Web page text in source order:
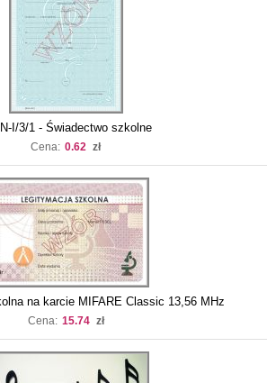
I/3/1 - Świadectwo szkolne
Cena: 0.62 zł
na karcie MIFARE Classic 13,56 MHz
Cena: 15.74 zł